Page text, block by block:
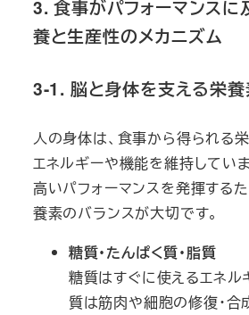
3. 食事がパフォーマンスに
養と生産性のメカニズム
3-1. 脳と身体を支える栄
人の身体は、食事から得られる
エネルギーや機能を維持してい
高いパフォーマンスを発揮する
養素のバランスが大切です。
糖質・たんぱく質・脂質
糖質はすぐに使えるエネル
質は筋肉や細胞の修復・合